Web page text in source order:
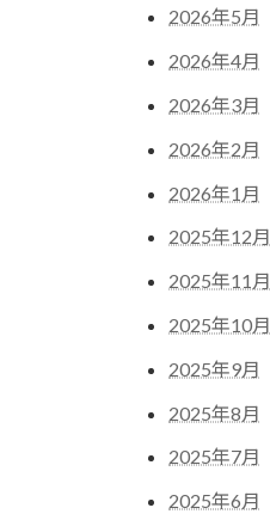
2026年5月
2026年4月
2026年3月
2026年2月
2026年1月
2025年12月
2025年11月
2025年10月
2025年9月
2025年8月
2025年7月
2025年6月